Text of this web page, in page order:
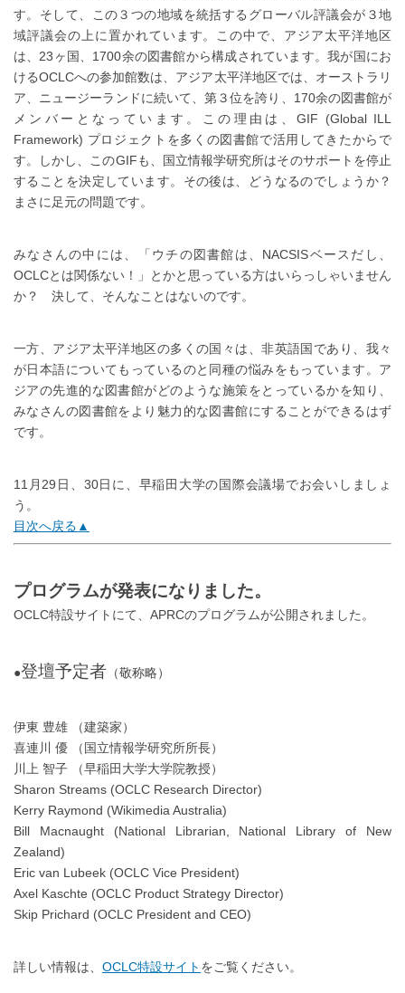
す。そして、この３つの地域を統括するグローバル評議会が３地
域評議会の上に置かれています。この中で、アジア太平洋地区
は、23ヶ国、1700余の図書館から構成されています。我が国にお
けるOCLCへの参加館数は、アジア太平洋地区では、オーストラリ
ア、ニュージーランドに続いて、第３位を誇り、170余の図書館が
メンバーとなっています。この理由は、GIF (Global ILL
Framework) プロジェクトを多くの図書館で活用してきたからで
す。しかし、このGIFも、国立情報学研究所はそのサポートを停止
することを決定しています。その後は、どうなるのでしょうか？
まさに足元の問題です。
みなさんの中には、「ウチの図書館は、NACSISベースだし、
OCLCとは関係ない！」とかと思っている方はいらっしゃいません
か？ 決して、そんなことはないのです。
一方、アジア太平洋地区の多くの国々は、非英語国であり、我々
が日本語についてもっているのと同種の悩みをもっています。ア
ジアの先進的な図書館がどのような施策をとっているかを知り、
みなさんの図書館をより魅力的な図書館にすることができるはず
です。
11月29日、30日に、早稲田大学の国際会議場でお会いしましょ
う。
目次へ戻る▲
プログラムが発表になりました。
OCLC特設サイトにて、APRCのプログラムが公開されました。
●登壇予定者 （敬称略）
伊東 豊雄 （建築家）
喜連川 優 （国立情報学研究所所長）
川上 智子 （早稲田大学大学院教授）
Sharon Streams (OCLC Research Director)
Kerry Raymond (Wikimedia Australia)
Bill Macnaught (National Librarian, National Library of New
Zealand)
Eric van Lubeek (OCLC Vice President)
Axel Kaschte (OCLC Product Strategy Director)
Skip Prichard (OCLC President and CEO)
詳しい情報は、 OCLC特設サイト をご覧ください。